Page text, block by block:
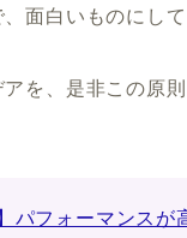
面白いものにして
を、是非この原
パフォーマンスが